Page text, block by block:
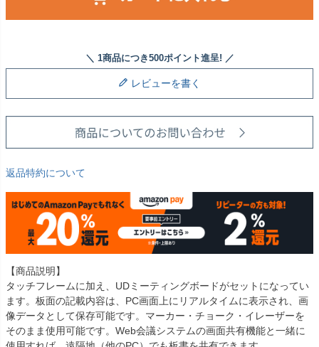
レビューを書く
返品特約について
【商品説明】
タッチフレームに加え、UDミーティングボードがセットになってい
ます。板面の記載内容は、PC画面上にリアルタイムに表示され、画
像データとして保存可能です。マーカー・チョーク・イレーザーを
そのまま使用可能です。Web会議システムの画面共有機能と一緒に